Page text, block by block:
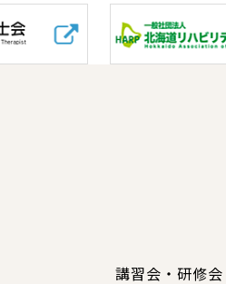
講習会・研修会